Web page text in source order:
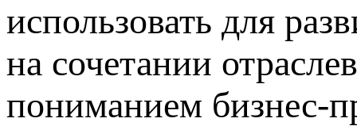
использовать для
на сочетании
пониманием бизнес-